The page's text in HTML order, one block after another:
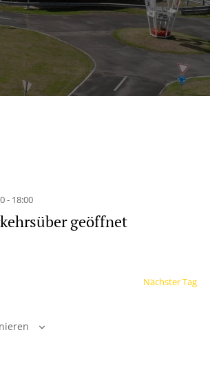
- 18:00
geöffnet
Nächster Tag